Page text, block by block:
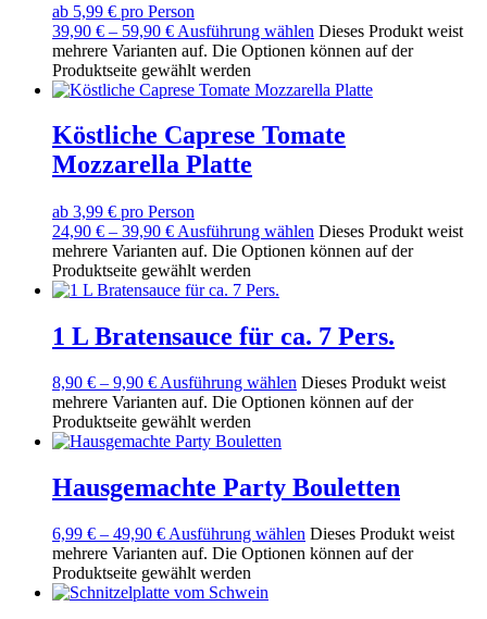
ab 5,99 € pro Person
39,90 € – 59,90 € Ausführung wählen Dieses Produkt weist
mehrere Varianten auf. Die Optionen können auf der
Produktseite gewählt werden
Köstliche Caprese Tomate
Mozzarella Platte
ab 3,99 € pro Person
24,90 € – 39,90 € Ausführung wählen Dieses Produkt weist
mehrere Varianten auf. Die Optionen können auf der
Produktseite gewählt werden
1 L Bratensauce für ca. 7 Pers.
8,90 € – 9,90 € Ausführung wählen Dieses Produkt weist
mehrere Varianten auf. Die Optionen können auf der
Produktseite gewählt werden
Hausgemachte Party Bouletten
6,99 € – 49,90 € Ausführung wählen Dieses Produkt weist
mehrere Varianten auf. Die Optionen können auf der
Produktseite gewählt werden